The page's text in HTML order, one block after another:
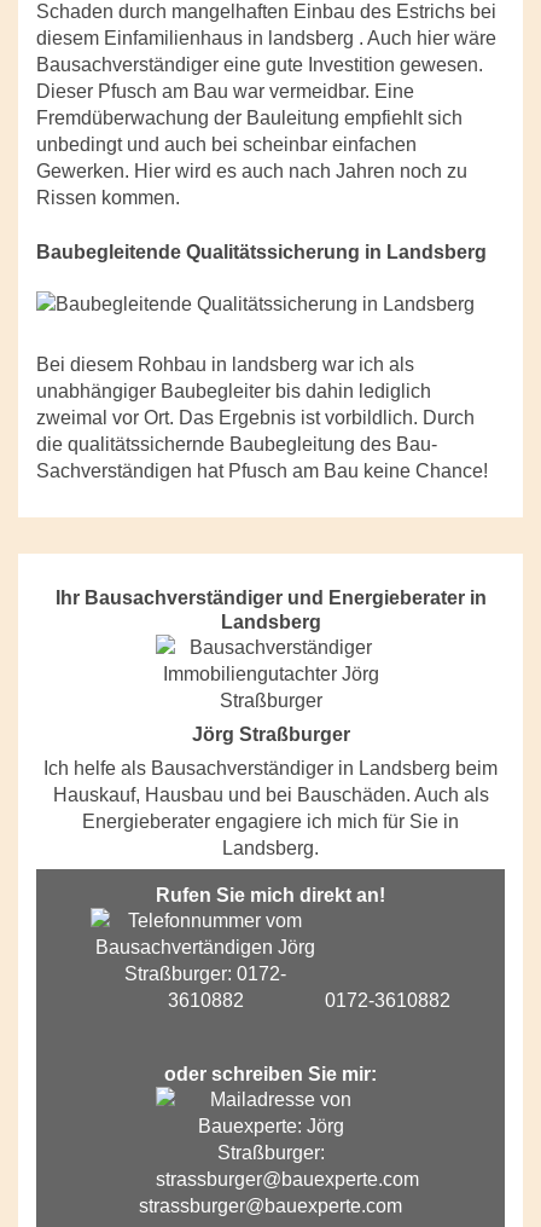
Schaden durch mangelhaften Einbau des Estrichs bei
diesem Einfamilienhaus in landsberg . Auch hier wäre
Bausachverständiger eine gute Investition gewesen.
Dieser Pfusch am Bau war vermeidbar. Eine
Fremdüberwachung der Bauleitung empfiehlt sich
unbedingt und auch bei scheinbar einfachen
Gewerken. Hier wird es auch nach Jahren noch zu
Rissen kommen.
Baubegleitende Qualitätssicherung in Landsberg
Bei diesem Rohbau in landsberg war ich als
unabhängiger Baubegleiter bis dahin lediglich
zweimal vor Ort. Das Ergebnis ist vorbildlich. Durch
die qualitätssichernde Baubegleitung des Bau-
Sachverständigen hat Pfusch am Bau keine Chance!
Ihr Bausachverständiger und Energieberater in
Landsberg
Jörg Straßburger
Ich helfe als Bausachverständiger in Landsberg beim
Hauskauf, Hausbau und bei Bauschäden. Auch als
Energieberater engagiere ich mich für Sie in
Landsberg.
Rufen Sie mich direkt an!
0172-3610882
oder schreiben Sie mir:
strassburger@bauexperte.com